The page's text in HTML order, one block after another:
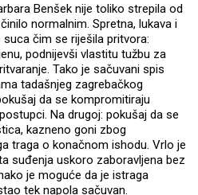
Benšek nije toliko strepila od
normalnim. Spretna, lukava i
suca čim se riješila pritvora:
podnijevši vlastitu tužbu za
Tako je sačuvani spis
tadašnjeg zagrebačkog
da se kompromitiraju
Na drugoj: pokušaj da se
kazneno goni zbog
traga o konačnom ishodu. Vrlo je
suđenja uskoro zaboravljena bez
je moguće da je istraga
tek napola sačuvan.